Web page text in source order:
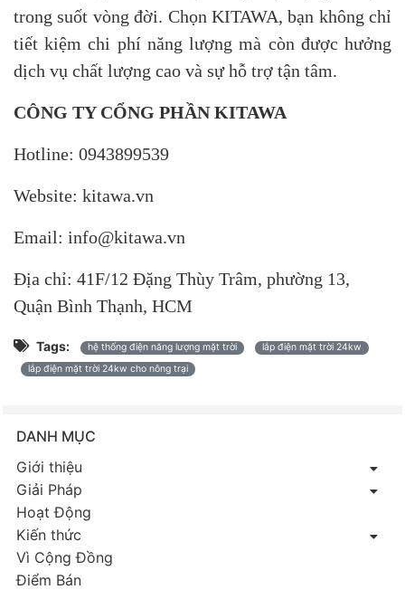
trong suốt vòng đời. Chọn KITAWA, bạn không chỉ
tiết kiệm chi phí năng lượng mà còn được hưởng
dịch vụ chất lượng cao và sự hỗ trợ tận tâm.
CÔNG TY CỔNG PHẦN KITAWA
Hotline: 0943899539
Website: kitawa.vn
Email: info@kitawa.vn
Địa chỉ: 41F/12 Đặng Thùy Trâm, phường 13,
Quận Bình Thạnh, HCM
Tags: hệ thống điện năng lượng mặt trời
lắp điện mặt trời 24kw
lắp điện mặt trời 24kw cho nông trại
DANH MỤC
Giới thiệu
Giải Pháp
Hoạt Động
Kiến thức
Vì Cộng Đồng
Điểm Bán